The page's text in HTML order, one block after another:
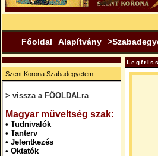
Főoldal Alapítvány
Szent Korona Szabadegyetem
> vissza a FŐOLDALra
Magyar műveltség szak:
• Tudnivalók
• Tanterv
• Jelentkezés
• Oktatók